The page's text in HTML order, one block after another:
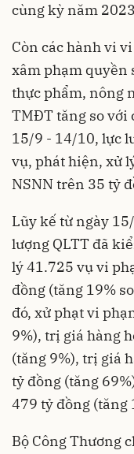
cùng kỳ năm
Còn các hành vi
xâm phạm quyền
thực phẩm, nông
TMĐT tăng so với
15/9 - 14/10, lực
vụ, phát hiện, xử
NSNN trên 35 tỷ
Lũy kế từ ngày
lượng QLTT đã
lý 41.725 vụ vi
đồng (tăng 19%
đó, xử phạt vi
9%), trị giá hàng
(tăng 9%), trị giá
tỷ đồng (tăng
479 tỷ đồng (tăng
Bộ Công Thương